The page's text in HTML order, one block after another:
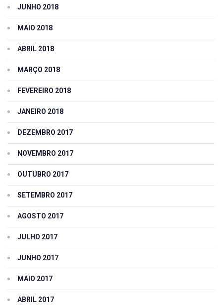
JUNHO 2018
MAIO 2018
ABRIL 2018
MARÇO 2018
FEVEREIRO 2018
JANEIRO 2018
DEZEMBRO 2017
NOVEMBRO 2017
OUTUBRO 2017
SETEMBRO 2017
AGOSTO 2017
JULHO 2017
JUNHO 2017
MAIO 2017
ABRIL 2017